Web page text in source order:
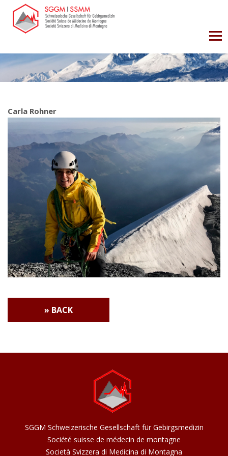
Carla Rohner
» BACK
SGGM Schweizerische Gesellschaft für Gebirgsmedizin
Société suisse de médecin de montagne
Società Svizzera di Medicina di Montagna